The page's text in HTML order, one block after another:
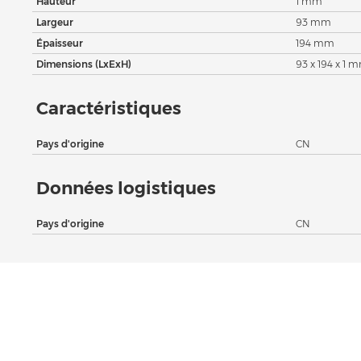
Largeur
93 mm
Épaisseur
194 mm
Dimensions (LxExH)
93 x 194 x 1
Caractéristiques
Pays d'origine CN
Données logistiques
Pays d'origine CN